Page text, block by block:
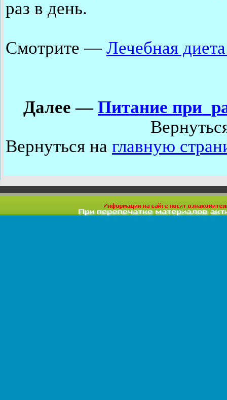
раз в день.
Смотрите — Лечебная
Далее — Питание при
Вернуться на главную